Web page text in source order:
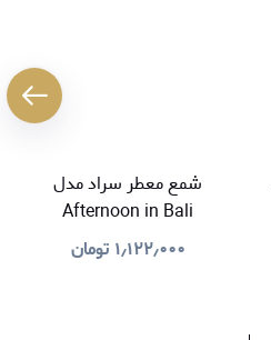
شمع معطر سراد مدل
Afternoon in Bali
۱٫۱۲۲٫۰۰۰ تومان